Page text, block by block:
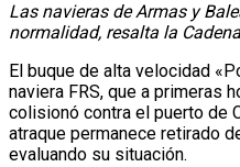
Las navieras de Armas y
normalidad, resalta la
El buque de alta velocidad
naviera FRS, que a primeras
colisionó contra el puerto de
atraque permanece retirado
evaluando su situación.